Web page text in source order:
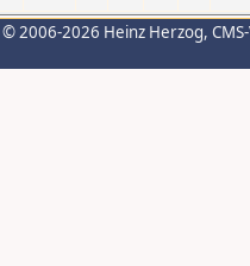
© 2006-2026 Heinz Herzog,